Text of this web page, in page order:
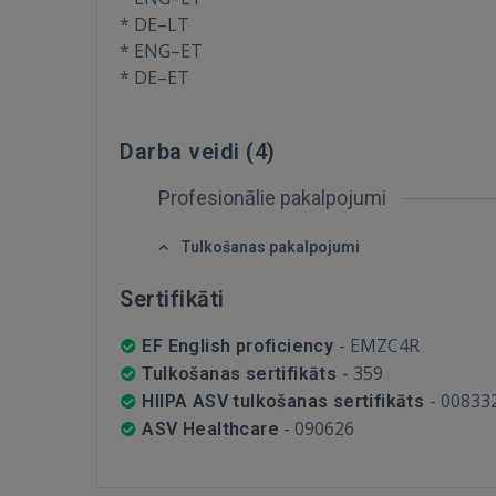
* DE–LT
* ENG–ET
* DE–ET
Darba veidi (4)
Profesionālie pakalpojumi
Tulkošanas pakalpojumi
Sertifikāti
EF English proficiency - EMZC4R
Tulkošanas sertifikāts - 359
HIIPA ASV tulkošanas sertifikāts -
ASV Healthcare - 090626